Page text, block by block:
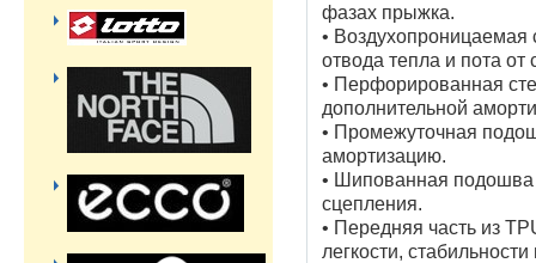
фазах прыжка.
• Воздухопроницаемая
отвода тепла и пота от
• Перфорированная
дополнительной
• Промежуточная
амортизацию.
• Шипованная подошва
сцепления.
• Передняя часть из
легкости,